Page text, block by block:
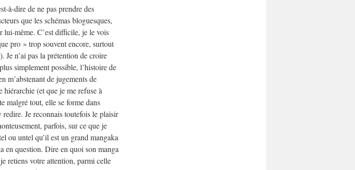
à-dire de ne pas prendre des
que les schémas bloguesques,
lui-même. C’est difficile, je le vois
pro » trop souvent encore, surtout
Je n’ai pas la prétention de croire
simplement possible, l’histoire de
m’abstenant de jugements de
hiérarchie (et que je me refuse à
malgré tout, elle se forme dans
Je reconnais toutefois le plaisir
parfois, sur ce que je
ou untel qu’il est un grand mangaka
en question. Dire en quoi son manga
retiens votre attention, parmi celle